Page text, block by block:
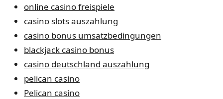
online casino freispiele
casino slots auszahlung
casino bonus umsatzbedingungen
blackjack casino bonus
casino deutschland auszahlung
pelican casino
Pelican casino